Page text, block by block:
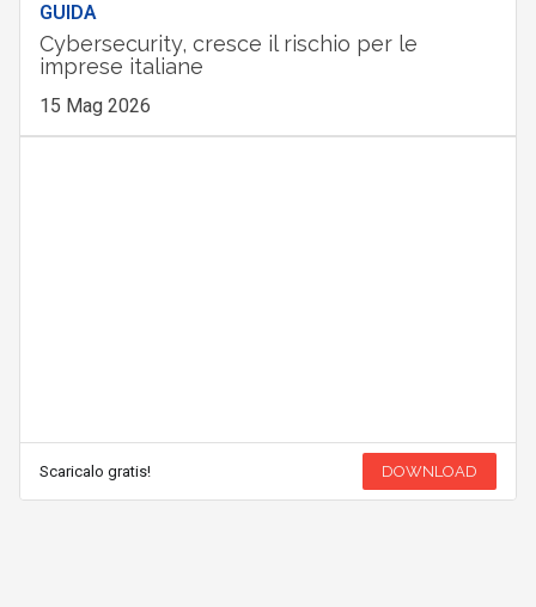
GUIDA
Cybersecurity, cresce il rischio per le
imprese italiane
15 Mag 2026
Scaricalo gratis! DOWNLOAD